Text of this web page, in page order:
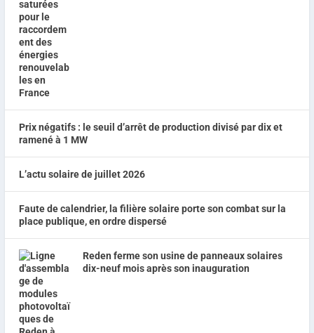
Prix négatifs : le seuil d’arrêt de production divisé par dix et
ramené à 1 MW
L’actu solaire de juillet 2026
Faute de calendrier, la filière solaire porte son combat sur la
place publique, en ordre dispersé
Reden ferme son usine de panneaux solaires
dix-neuf mois après son inauguration